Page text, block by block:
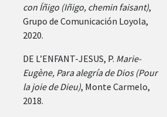
con Íñigo (Iñigo, chemin faisant),
Grupo de Comunicación Loyola,
2020.
DE L’ENFANT-JESUS, P. Marie-
Eugène, Para alegría de Dios (Pour
la joie de Dieu), Monte Carmelo,
2018.